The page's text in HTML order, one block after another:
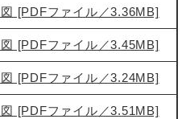
[PDFファイル／3.36MB]
[PDFファイル／3.45MB]
[PDFファイル／3.24MB]
[PDFファイル／3.51MB]